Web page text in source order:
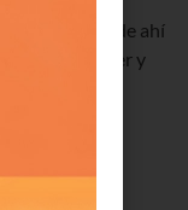
un bloque, de ahí
acceder y
en todo
las
siempre se